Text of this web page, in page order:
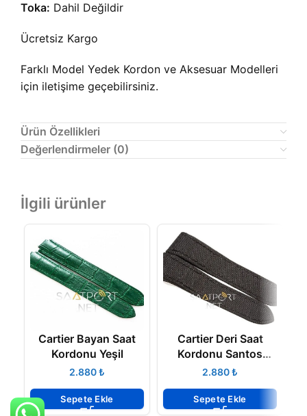
Toka: Dahil Değildir
Ücretsiz Kargo
Farklı Model Yedek Kordon ve Aksesuar Modelleri
için iletişime geçebilirsiniz.
Ürün Özellikleri
Değerlendirmeler (0)
İlgili ürünler
Cartier Bayan Saat
Kordonu Yeşil
₺
Sepete Ekle
Cartier Deri Saat
Kordonu Santos
Uyumlu₺
Sepete Ekle